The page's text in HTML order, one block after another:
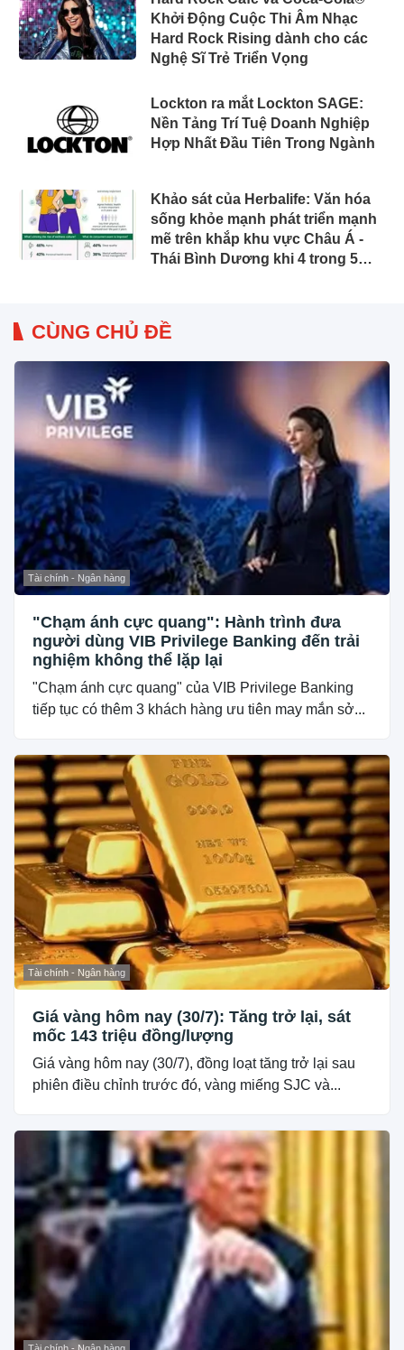
Khởi Động Cuộc Thi Âm Nhạc
Hard Rock Rising dành cho các
Nghệ Sĩ Trẻ Triển Vọng
Lockton ra mắt Lockton SAGE:
Nền Tảng Trí Tuệ Doanh Nghiệp
Hợp Nhất Đầu Tiên Trong Ngành
Khảo sát của Herbalife: Văn hóa
sống khỏe mạnh phát triển mạnh
mẽ trên khắp khu vực Châu Á -
Thái Bình Dương khi 4 trong 5
CÙNG CHỦ ĐỀ
Tài chính - Ngân hàng
"Chạm ánh cực quang": Hành trình đưa
người dùng VIB Privilege Banking đến trải
nghiệm không thể lặp lại
"Chạm ánh cực quang" của VIB Privilege Banking
tiếp tục có thêm 3 khách hàng ưu tiên may mắn sở...
Tài chính - Ngân hàng
Giá vàng hôm nay (30/7): Tăng trở lại, sát
mốc 143 triệu đồng/lượng
Giá vàng hôm nay (30/7), đồng loạt tăng trở lại sau
phiên điều chỉnh trước đó, vàng miếng SJC và...